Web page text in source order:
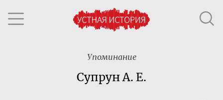
Упоминание
Супрун А. Е.